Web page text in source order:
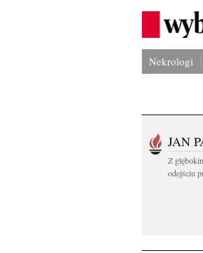
Nekrologi
JAN
Z
odejściu